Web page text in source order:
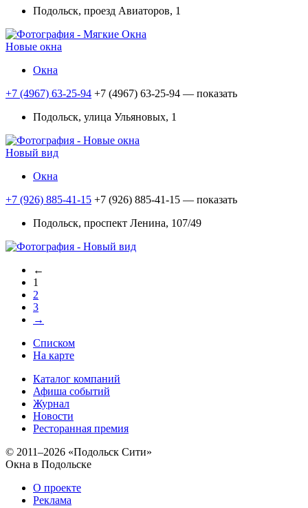
Подольск, проезд Авиаторов, 1
Новые окна
Окна
+7 (4967) 63-25-94 +7 (4967) 63-25-94 — показать
Подольск, улица Ульяновых, 1
Новый вид
Окна
+7 (926) 885-41-15 +7 (926) 885-41-15 — показать
Подольск, проспект Ленина, 107/49
←
1
2
3
→
Списком
На карте
Каталог компаний
Афиша событий
Журнал
Новости
Ресторанная премия
© 2011–2026 «Подольск Сити»
Окна в Подольске
О проекте
Реклама